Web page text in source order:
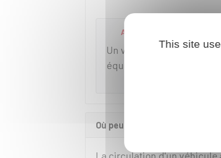
ATTENTION
Un véhicule sous
équipé de plaques
Où peut-on circuler avec un
La circulation d'un
This site